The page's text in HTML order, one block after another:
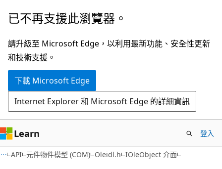
跳
主
要
內
已不再支援此瀏覽器。
請升級至 Microsoft Edge，以利用最新功能、安全性更新
和技術支援。
下載 Microsoft Edge
Internet Explorer 和 Microsoft Edge 的詳細資訊
Learn 登入
API 元件物件模型 (COM) Oleidl.h IOleObject 介面